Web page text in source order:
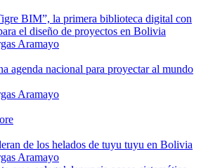
BIM”, la primera biblioteca digital con
el diseño de proyectos en Bolivia
Aramayo
agenda nacional para proyectar al mundo
Aramayo
de los helados de tuyu tuyu en Bolivia
Aramayo